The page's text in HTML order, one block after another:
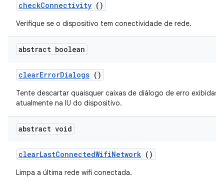
checkConnectivity ()
Verifique se o dispositivo tem conectividade de rede.
abstract boolean
clearErrorDialogs ()
Tente descartar quaisquer caixas de diálogo de erro exibidas
atualmente na IU do dispositivo.
abstract void
clearLastConnectedWifiNetwork ()
Limpa a última rede wifi conectada.